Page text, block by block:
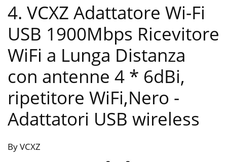
4. VCXZ Adattatore Wi-Fi
USB 1900Mbps Ricevitore
WiFi a Lunga Distanza
con antenne 4 * 6dBi,
ripetitore WiFi,Nero -
Adattatori USB wireless
By VCXZ